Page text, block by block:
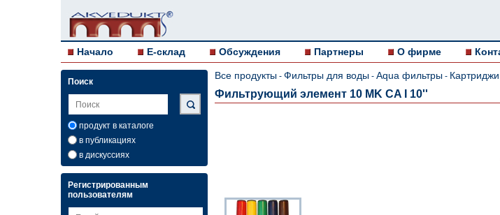
Начало E-склад Обсуждения Партнеры О фирме
Поиск
продукт в каталоге
в публикациях
в дискуссиях
Регистрированным
пользователям
Все продукты - Фильтры для воды - Aqua фильтры -
Фильтрующий элемент 10 MK CA I 10''